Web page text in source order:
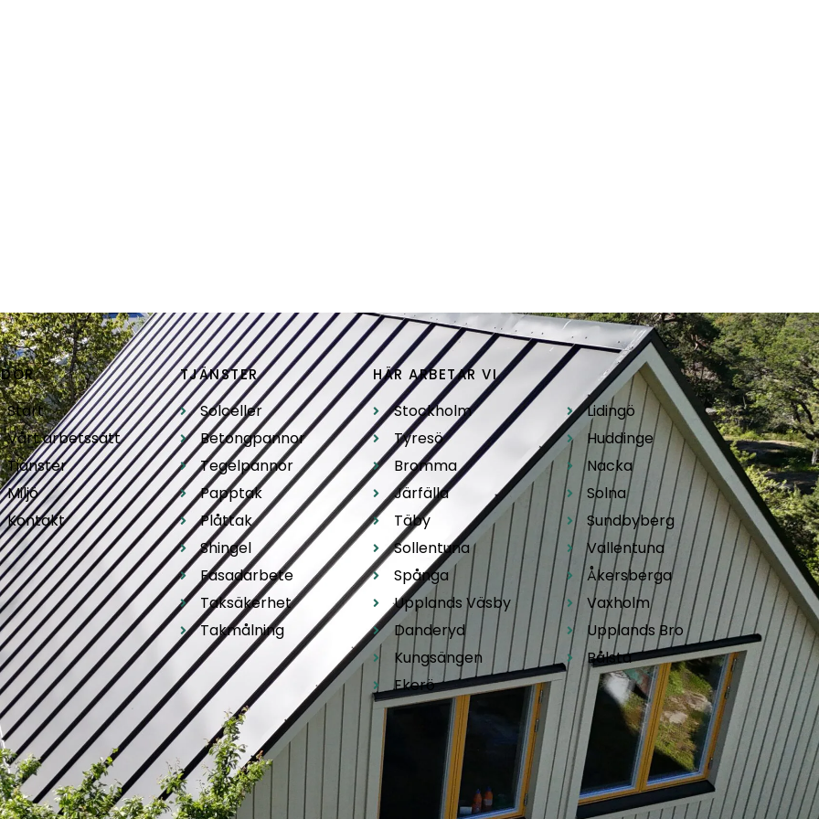
Start
Vårt arbetssätt
Tjänster
Miljö
Kontakt
TJÄNSTER
Solceller
Betongpannor
Tegelpannor
Papptak
Plåttak
Shingel
Fasadarbete
Taksäkerhet
Takmålning
HÄR ARBETAR VI
Stockholm
Tyresö
Bromma
Järfälla
Täby
Sollentuna
Spånga
Upplands Väsby
Danderyd
Kungsängen
Ekerö
.
Lidingö
Huddinge
Nacka
Solna
Sundbyberg
Vallentuna
Åkersberga
Vaxholm
Upplands Bro
Bålsta